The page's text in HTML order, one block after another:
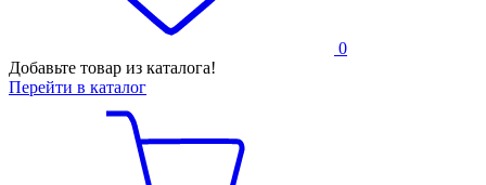
0
Добавьте товар из каталога!
Перейти в каталог